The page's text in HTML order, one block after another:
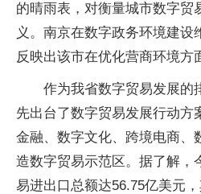
的晴雨表，对衡量城市数字贸
义。南京在数字政务环境建设
反映出该市在优化营商环境方
作为我省数字贸易发展的
先出台了数字贸易发展行动方
金融、数字文化、跨境电商、
造数字贸易示范区。据了解，
易进出口总额达56.75亿美元